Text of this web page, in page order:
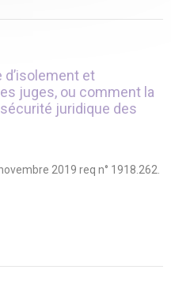
d’isolement et
juges, ou comment la
juridique des
2019 req n° 1918.262.